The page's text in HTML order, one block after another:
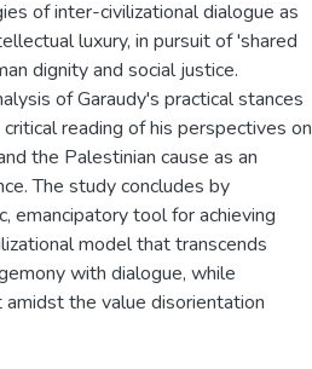
of inter-civilizational dialogue as
luxury, in pursuit of 'shared
dignity and social justice.
of Garaudy's practical stances
reading of his perspectives on
the Palestinian cause as an
The study concludes by
emancipatory tool for achieving
model that transcends
with dialogue, while
the value disorientation